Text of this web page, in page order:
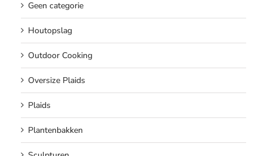
Geen categorie
Houtopslag
Outdoor Cooking
Oversize Plaids
Plaids
Plantenbakken